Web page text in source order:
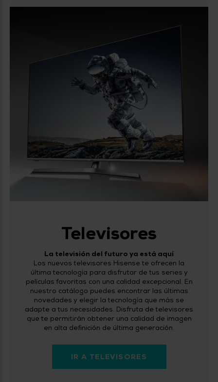
Televisores
La televisión del futuro ya está aquí
Los nuevos televisores Hisense te ofrecen la
última tecnología para disfrutar de tus series y
películas favoritas con una calidad excepcional. En
nuestro catálogo puedes encontrar las últimas
novedades y elegir la tecnología que más se
adapte a tus necesidades. Disfruta de televisores
que te permitirán obtener una calidad de imagen
en alta definición de última generación.
IR A TELEVISORES